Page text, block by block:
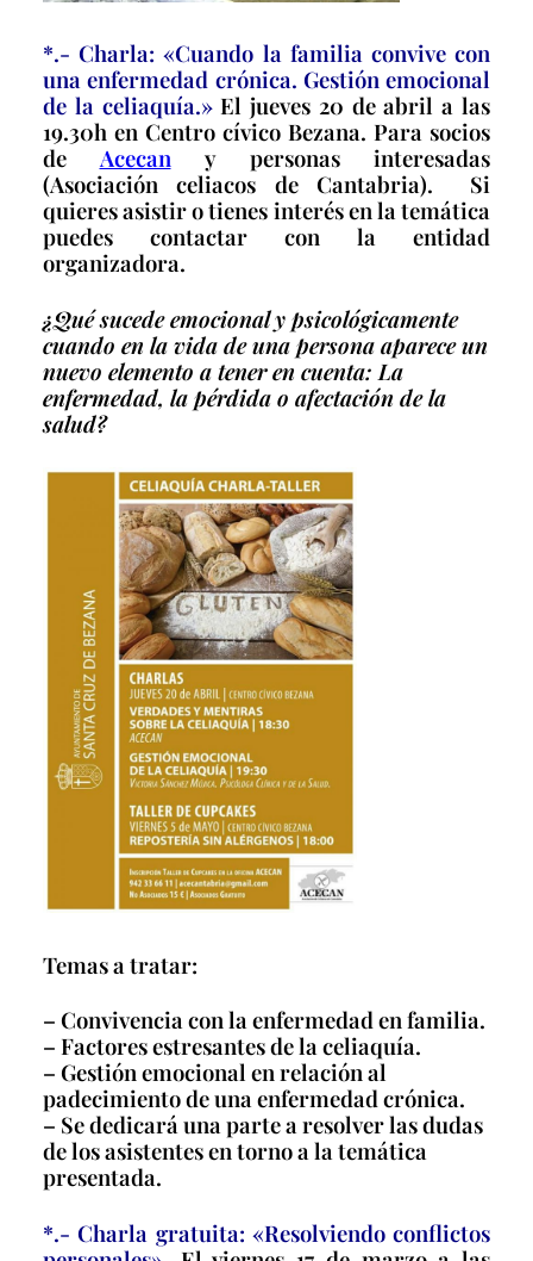
*.- Charla: «Cuando la familia convive con
una enfermedad crónica. Gestión emocional
de la celiaquía.»El jueves 20 de abril a las
19.30h en Centro cívico Bezana. Para socios
deAcecany personas interesadas
(Asociación celiacos de Cantabria). Si
quieres asistir o tienes interés en la temática
puedes contactar con la entidad
organizadora.
¿Qué sucede emocional y psicológicamente
cuando en la vida de una persona aparece un
nuevo elemento a tener en cuenta: La
enfermedad, la pérdida o afectación de la
salud?
Temas a tratar:
– Convivencia con la enfermedad en familia.
– Factores estresantes de la celiaquía.
– Gestión emocional en relación al
padecimiento de una enfermedad crónica.
– Se dedicará una parte a resolver las dudas
de los asistentes en torno a la temática
presentada.
*.- Charla gratuita: «Resolviendo conflictos